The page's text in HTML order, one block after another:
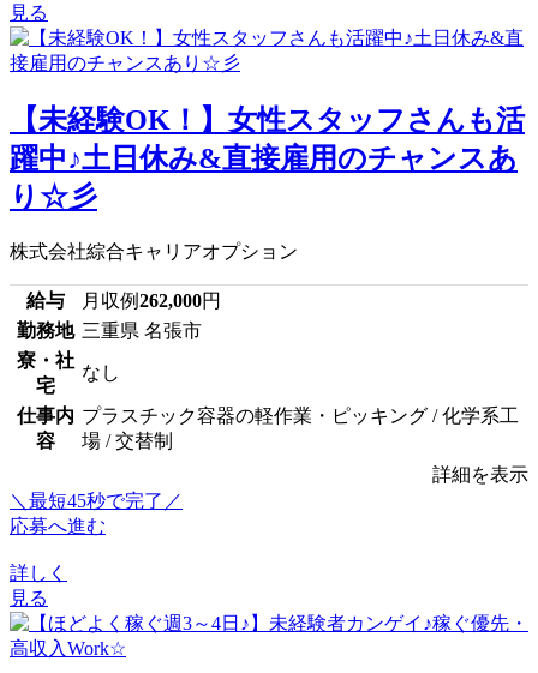
見る
【未経験OK！】女性スタッフさんも活
躍中♪土日休み&直接雇用のチャンスあ
り☆彡
株式会社綜合キャリアオプション
給与 月収例262,000円
勤務地 三重県 名張市
寮・社
宅
なし
仕事内
容
プラスチック容器の軽作業・ピッキング / 化学系工
場 / 交替制
詳細を表示
＼最短45秒で完了／
応募へ進む
詳しく
見る